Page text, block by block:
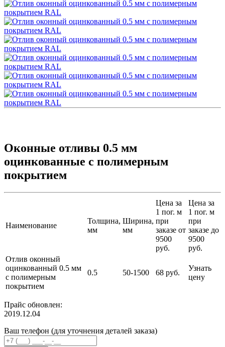
Оконные отливы 0.5 мм
оцинкованные с полимерным
покрытием
Наименование
Толщина,
мм
Ширина,
мм
Цена за
1 пог. м
при
заказе от
9500
руб.
Цена за
1 пог. м
при
заказе до
9500
руб.
Отлив оконный
оцинкованный 0.5 мм
с полимерным
покрытием
0.5 50-1500 68 руб.
Узнать
цену
Прайс обновлен:
2019.12.04
Ваш телефон (для уточнения деталей заказа)